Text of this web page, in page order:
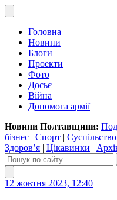
Головна
Новини
Блоги
Проекти
Фото
Досьє
Війна
Допомога армії
Новини Полтавщини:
бізнес | Спорт | Суспільство
Здоров’я | Цікавинки |
12 жовтня 2023, 12:40